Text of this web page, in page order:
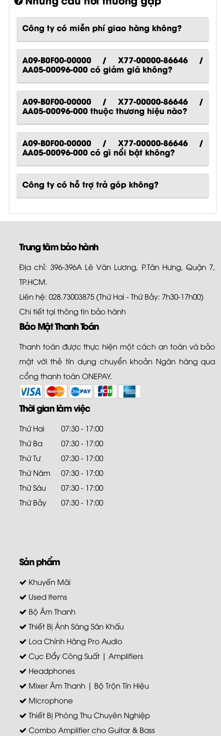
Công ty có miễn phí giao hàng không?
A09-B0F00-00000 / X77-00000-86646 /
AA05-00096-000 có giảm giá không?
A09-B0F00-00000 / X77-00000-86646 /
AA05-00096-000 thuộc thương hiệu nào?
A09-B0F00-00000 / X77-00000-86646 /
AA05-00096-000có gì nổi bật không?
Công ty có hỗ trợ trả góp không?
Trung tâm bảo hành
Địa chỉ: 396-396A Lê Văn Lương, P.Tân Hưng, Quận 7,
TP.HCM.
Liên hệ: 028.73003875 (Thứ Hai - Thứ Bảy: 7h30-17h00)
Chi tiết tại thông tin bảo hành
Bảo Mật Thanh Toán
Thanh toán được thực hiện một cách an toàn và bảo
mật với thẻ tín dụng chuyển khoản Ngân hàng qua
cổng thanh toán ONEPAY.
Thời gian làm việc
Thứ Hai
07:30 - 17:00
Thứ Ba
07:30 - 17:00
Thứ Tư
07:30 - 17:00
Thứ Năm
07:30 - 17:00
Thứ Sáu
07:30 - 17:00
Thứ Bảy
07:30 - 17:00
Sản phẩm
Khuyến Mãi
Used Items
Bộ Âm Thanh
Thiết Bị Ánh Sáng Sân Khấu
Loa Chính Hãng Pro Audio
Cục Đẩy Công Suất | Amplifiers
Headphones
Mixer Âm Thanh | Bộ Trộn Tín Hiệu
Microphone
Thiết Bị Phòng Thu Chuyên Nghiệp
Combo Amplifier cho Guitar & Bass